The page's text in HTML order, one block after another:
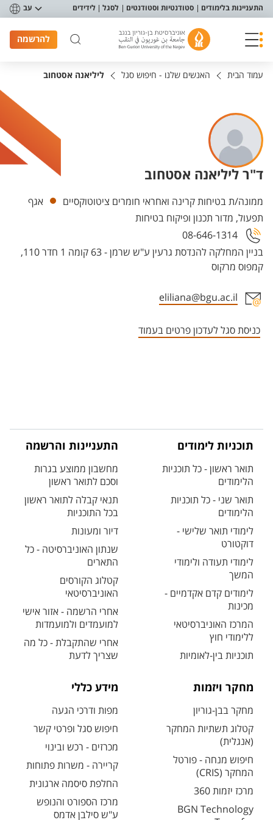
תפריט נגישות
התעניינות בלימודים סטודנטיות וסטודנטים לסגל לידידים עב
להרשמה
עמוד הבית האנשים שלנו - חיפוש סגל ליליאנה אסטחוב
ד"ר ליליאנה אסטחוב
יחידות
ממונה/ת בטיחות קרינה ואחראי חומרים ציטוטוקסיים
אגף
תפעול, מדור תכנון ופיקוח בטיחות
בניין המחלקה להנדסת גרעין ע"ש שרמן - 63 קומה 1 חדר 110,
קמפוס מרקוס
08-646-1314
eliliana@bgu.ac.il
כניסת סגל לעדכון פרטים בעמוד
תוכניות לימודים
תואר ראשון - כל תוכניות
הלימודים
תואר שני - כל תוכניות
הלימודים
לימודי תואר שלישי -
דוקטורט
לימודי תעודה ולימודי
המשך
לימודים קדם אקדמיים -
מכינות
המרכז האוניברסיטאי
ללימודי חוץ
תוכניות בין-לאומיות
התעניינות והרשמה
מחשבון ממוצע בגרות
וסכם לתואר ראשון
תנאי קבלה לתואר ראשון
בכל התוכניות
דיור ומעונות
שנתון האוניברסיטה - כל
התארים
קטלוג הקורסים
האוניברסיטאי
אחרי הרשמה - אזור אישי
למועמדים ולמועמדות
אחרי שהתקבלת - כל מה
שצריך לדעת
מחקר ויזמות
מחקר בבן-גוריון
קטלוג תשתיות המחקר
(אנגלית)
חיפוש מנחה - פורטל
המחקר (CRIS)
מרכז יזמות 360
BGN Technology
מידע כללי
מפות ודרכי הגעה
חיפוש סגל ופרטי קשר
מכרזים - רכש ובינוי
קריירה - משרות פתוחות
החלפת סיסמה ארגונית
מרכז הספורט והנופש
ע"ש סילבן אדמס